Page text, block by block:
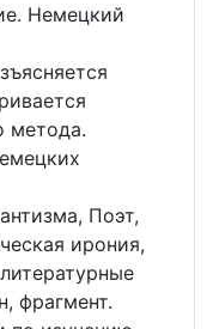
Немецкий
метода.
Поэт,
ирония,
фрагмент.